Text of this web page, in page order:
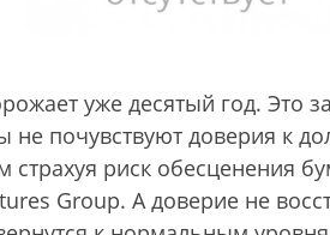
уже десятый год. Это
не почувствуют доверия к
страхуя риск обесценения
Group. А доверие не